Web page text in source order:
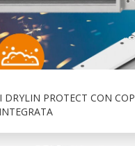
DRYLIN PROTECT CON